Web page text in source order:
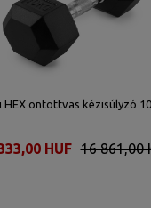
HEX öntöttvas kézisúlyzó
16 861,00
HUF